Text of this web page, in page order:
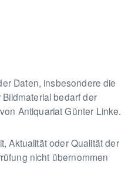
Daten, insbesondere die
bedarf der
Antiquariat Günter Linke.
Aktualität oder Qualität der
nicht übernommen